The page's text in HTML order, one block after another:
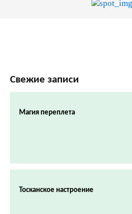
Свежие записи
Магия переплета
Тосканское настроение